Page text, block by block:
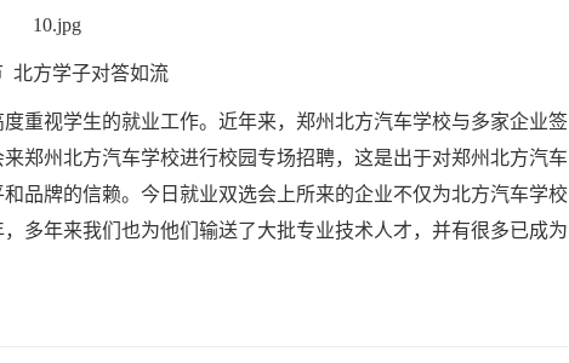
北方学子对答如流
重视学生的就业工作。近年来，郑州北方汽车学校与多家企业签
郑州北方汽车学校进行校园专场招聘，这是出于对郑州北方汽车
品牌的信赖。今日就业双选会上所来的企业不仅为北方汽车学校
多年来我们也为他们输送了大批专业技术人才，并有很多已成为